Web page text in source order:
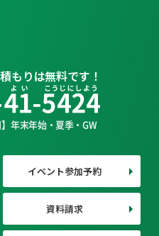
もりは無料です！
年末年始・夏季・GW
イベント参加予約
資料請求